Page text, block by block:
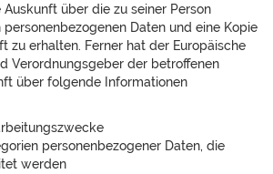
über die zu seiner Person
Daten und eine Kopie
zu erhalten. Ferner hat der Europäische
Verordnungsgeber der betroffenen
über folgende Informationen
personenbezogener Daten, die
werden